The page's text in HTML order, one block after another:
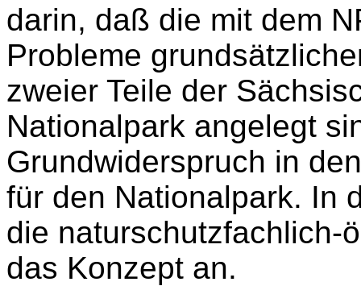
darin, daß die mit dem
Probleme
zweier Teile der
Nationalpark angelegt
Grundwiderspruch in
für den Nationalpark. In
die naturschutzfachlich-
das Konzept an.